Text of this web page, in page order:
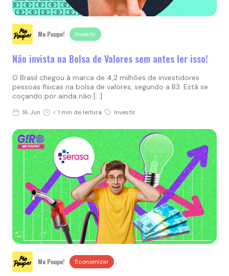
Me Poupe! Investir
Não invista na Bolsa de Valores sem antes ler isso!
O Brasil chegou à marca de 4,2 milhões de investidores
pessoas físicas na bolsa de valores, segundo a B3. Está se
coçando por ainda não […]
16 Jun < 1 min de leitura Investir
Me Poupe! Economizar